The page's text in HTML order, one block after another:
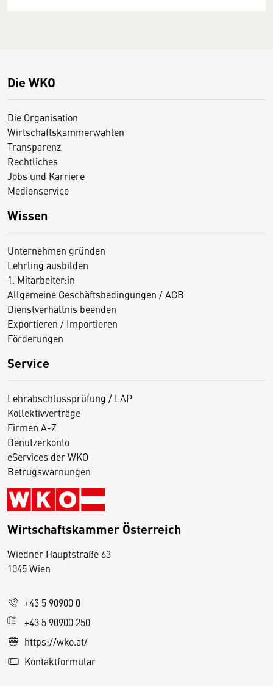
Die WKO
Die Organisation
Wirtschaftskammerwahlen
Transparenz
Rechtliches
Jobs und Karriere
Medienservice
Wissen
Unternehmen gründen
Lehrling ausbilden
1. Mitarbeiter:in
Allgemeine Geschäftsbedingungen / AGB
Dienstverhältnis beenden
Exportieren / Importieren
Förderungen
Service
Lehrabschlussprüfung / LAP
Kollektivverträge
Firmen A-Z
Benutzerkonto
eServices der WKO
Betrugswarnungen
Wirtschaftskammer Österreich
Wiedner Hauptstraße 63
1045 Wien
+43 5 90900 0
+43 5 90900 250
https://wko.at/
Kontaktformular
D
s
e
S
e